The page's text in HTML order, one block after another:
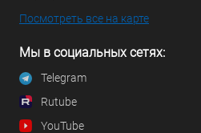
Посмотреть все на карте
Мы в социальных сетях:
Telegram
Rutube
YouTube